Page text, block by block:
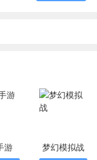
游 梦幻模拟战